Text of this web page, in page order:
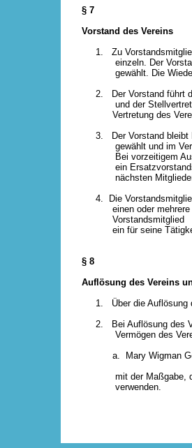
§ 7
Vorstand des Vereins
1. Zu
einzeln. Der Vorstand
gewählt. Die
2. Der Vorstand führt
und der
Vertretung des
3. Der Vorstand bleibt
gewählt und im
Bei vorzeitigem
ein
nächsten
4. Die
einen oder mehrere
Vorstandsmitglied
ein für seine Tätigkeit
§ 8
Auflösung des Vereins
1. Über die Auflösung
2. Bei Auflösung des
Vermögen des Vereins
a. Mary Wigman
mit der Maßgabe,
verwenden.